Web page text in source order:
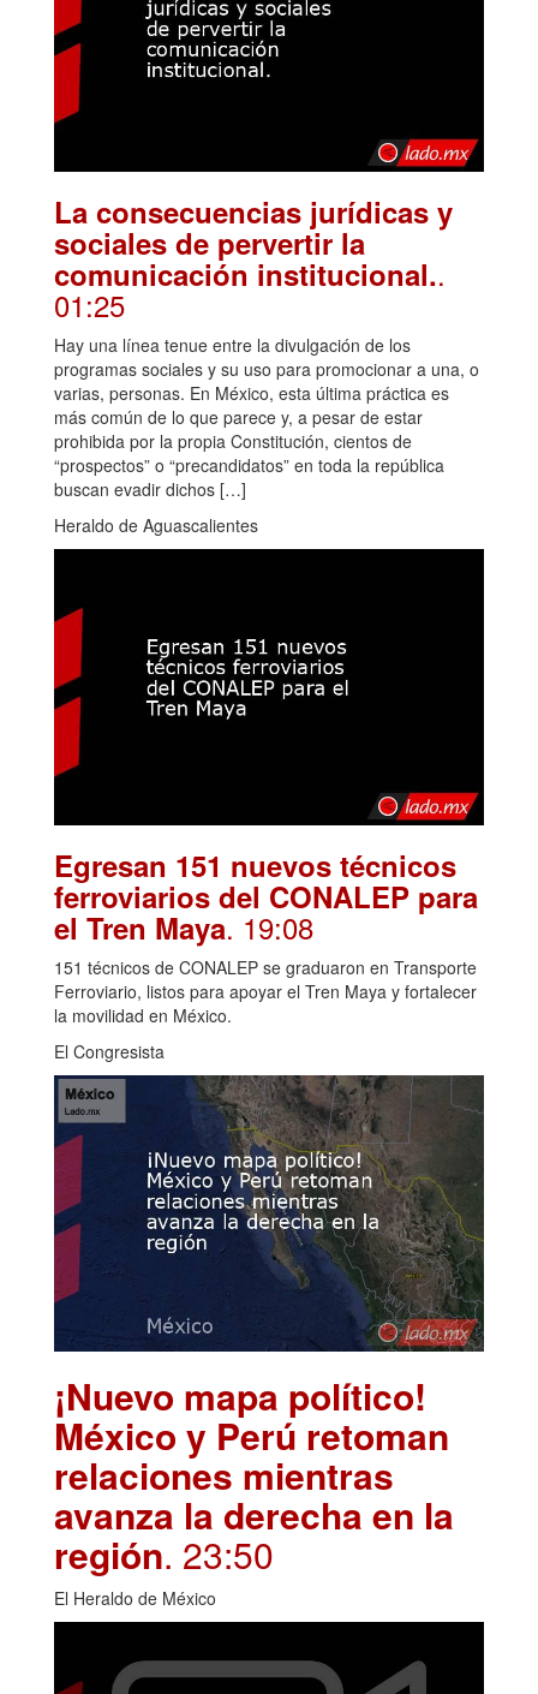
La consecuencias jurídicas y
sociales de pervertir la
comunicación institucional..
01:25
Hay una línea tenue entre la divulgación de los
programas sociales y su uso para promocionar a una, o
varias, personas. En México, esta última práctica es
más común de lo que parece y, a pesar de estar
prohibida por la propia Constitución, cientos de
“prospectos” o “precandidatos” en toda la república
buscan evadir dichos […]
Heraldo de Aguascalientes
Egresan 151 nuevos técnicos
ferroviarios del CONALEP para
el Tren Maya. 19:08
151 técnicos de CONALEP se graduaron en Transporte
Ferroviario, listos para apoyar el Tren Maya y fortalecer
la movilidad en México.
El Congresista
¡Nuevo mapa político!
México y Perú retoman
relaciones mientras
avanza la derecha en la
región. 23:50
El Heraldo de México